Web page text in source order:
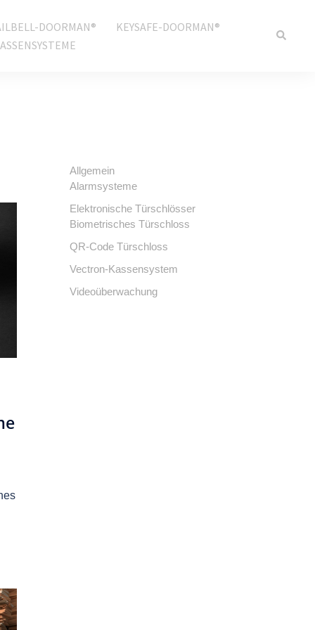
DOORMAN®
KEYSAFE-DOORMAN®
Allgemein
Alarmsysteme
Elektronische Türschlösser
Biometrisches Türschloss
QR-Code Türschloss
Vectron-Kassensystem
Videoüberwachung